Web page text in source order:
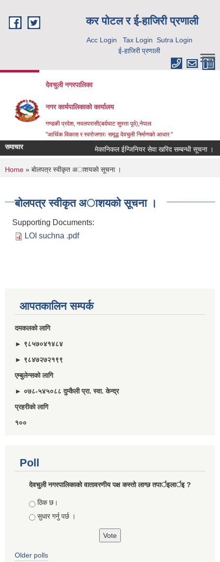
कर पाेटल र ई-हाजिरी प्रणाली
Acc Login Tax Login Sutra Login
ई-हाजिरी प्रणाली
देवचुली नगरपालिका
नगर कार्यपालिकाको कार्यालय
गण्डकी प्रदेश, नवलपरासी(बर्दघाट सुस्ता पूर्व),नेपाल
"आर्थिक विकास र स्वरोजगारः समृद्ध देवचुली निर्माणको आधार "
समाचार मेकानिकल ईन्जिनियर सेवा खरिद सम्बन्धी सूचना ।
You are here
Home » बाेलपत्र स्वीकृत अाशयकाे सूचना ।
बाेलपत्र स्वीकृत अाशयकाे सूचना ।
Supporting Documents:
LOI suchna .pdf
आपतकालिन सम्पर्क
दमकलकाे लागि
► ९८५७०४१४८४
► ९८४७२७२१९९
एम्बुलेन्सकाे लागि
► ०७८-५४५०८८ दुम्कैली प्रा. स्वा. केन्द्र
प्रहरीकाे लागि
१००
Poll
देवचुली नगरपालिकाकाे वातावरणीय पक्ष कस्ताे लाग्छ तपार्इलार्इ ?
Choices
ठिक छ।
सुधार गर्नु पर्छ ।
Older polls